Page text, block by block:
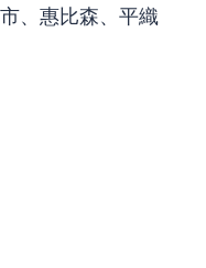
、惠比森、平織